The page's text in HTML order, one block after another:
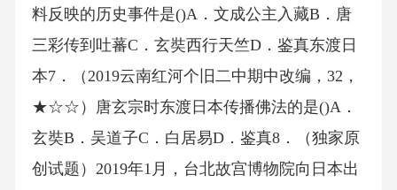
料反映的历史事件是()A．文成公主入藏B．唐
三彩传到吐蕃C．玄奘西行天竺D．鉴真东渡日
本7．（2019云南红河个旧二中期中改编，32，
★☆☆）唐玄宗时东渡日本传播佛法的是()A．
玄奘B．吴道子C．白居易D．鉴真8．（独家原
创试题）2019年1月，台北故宫博物院向日本出